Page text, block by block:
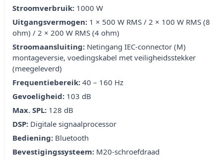
Stroomverbruik: 1000 W
Uitgangsvermogen: 1 × 500 W RMS / 2 × 100 W RMS (8
ohm) / 2 × 200 W RMS (4 ohm)
Stroomaansluiting: Netingang IEC-connector (M)
montageversie, voedingskabel met veiligheidsstekker
(meegeleverd)
Frequentiebereik: 40 – 160 Hz
Gevoeligheid: 103 dB
Max. SPL: 128 dB
DSP: Digitale signaalprocessor
Bediening: Bluetooth
Bevestigingssysteem: M20-schroefdraad